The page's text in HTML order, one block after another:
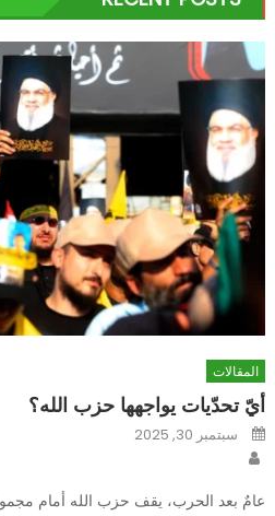
المقالات
أيّ تحدّيات يواجهها حزب الله؟
Posted
onسبتمبر 30, 2025
عامٌ بعد الحرب، يقف حزب الله أمام